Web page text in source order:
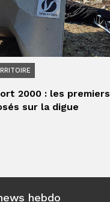
2000 : les premiers
sur la digue
hebdo